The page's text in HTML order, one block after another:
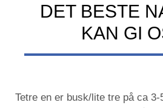
DET BESTE
KAN GI
Tetre en er busk/lite tre på ca